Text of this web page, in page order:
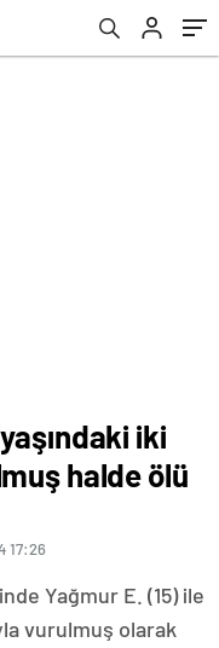
iki
halde ölü
17:26
Yağmur E. (15) ile
vurulmuş olarak